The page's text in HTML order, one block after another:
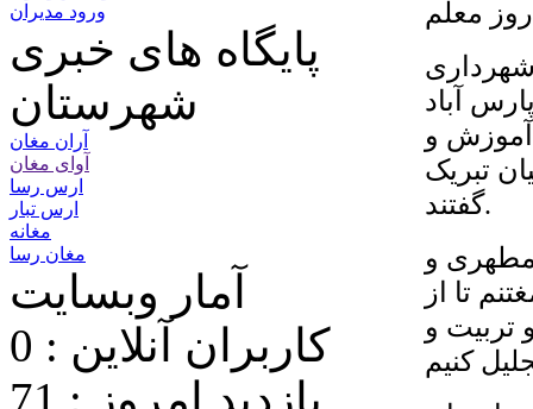
آباد
آموزش و
تبریک
گفتند.
و
تا از
تربیت و
ورود مدیران
پایگاه های خبری
شهرستان
آران مغان
آوای مغان
ارس رسا
ارس تبار
مغانه
مغان رسا
آمار وبسایت
کاربران آنلاین : 0